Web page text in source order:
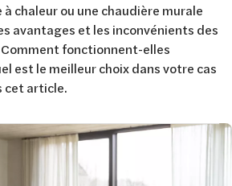
chaleur ou une chaudière murale
avantages et les inconvénients des
fonctionnent-elles
est le meilleur choix dans votre cas
cet article.